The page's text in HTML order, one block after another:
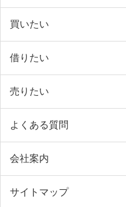
買いたい
借りたい
売りたい
よくある質問
会社案内
サイトマップ